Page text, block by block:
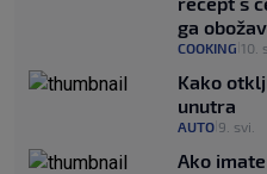
ga
COOKING 10.
Kako
unutra
AUTO 9. svi.
Ako